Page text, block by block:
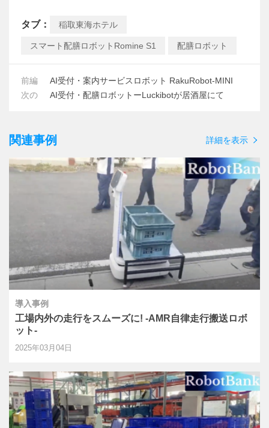
タブ： 稲取東海ホテル
スマート配膳ロボットRomine S1 配膳ロボット
前編
AI受付・案内サービスロボット RakuRobot-MINI
次の
AI受付・配膳ロボットーLuckibotが居酒屋にて
関連事例 詳細を表示
導入事例
工場内外の走行をスムーズに! -AMR自律走行搬送ロボ
ット-
2025年03月04日